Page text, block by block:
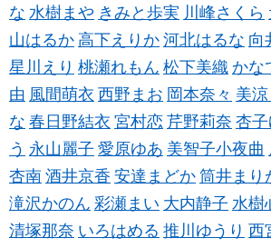
な 水樹まや きみと歩実 川峰さくら
山はるか 高下えりか 河北はるな 向
星川えり 桃瀬れもん 松下美織 かな
由 風間萌衣 西野まお 岡本奈々 美涼
な 春日野結衣 宮村恋 芹野莉奈 杏子
う 永山麗子 愛原ゆあ 美智子小夜曲
杏南 酒井京香 安達まどか 筒井まり
滝沢かのん 彩瀬まい 大内静子 水樹
清塚那奈 いろはめる 推川ゆうり 西